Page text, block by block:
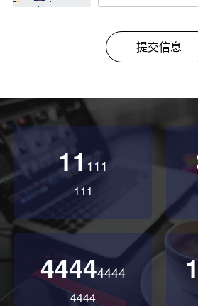
提交信息
11111
111
44444444
4444